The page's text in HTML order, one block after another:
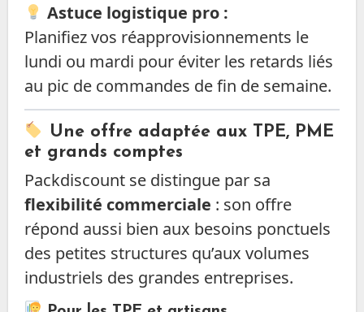
Astuce logistique pro :
Planifiez vos réapprovisionnements le
lundi ou mardi pour éviter les retards liés
au pic de commandes de fin de semaine.
Une offre adaptée aux TPE, PME
et grands comptes
Packdiscount se distingue par sa
flexibilité commerciale : son offre
répond aussi bien aux besoins ponctuels
des petites structures qu’aux volumes
industriels des grandes entreprises.